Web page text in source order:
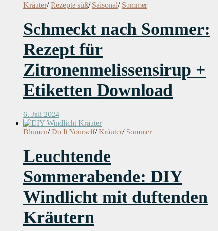
Kräuter/ Rezepte süß/ Saisonal/ Sommer
Schmeckt nach Sommer:
Rezept für
Zitronenmelissensirup +
Etiketten Download
6. Juli 2024
Blumen/ Do It Yourself/ Kräuter/ Sommer
Leuchtende
Sommerabende: DIY
Windlicht mit duftenden
Kräutern